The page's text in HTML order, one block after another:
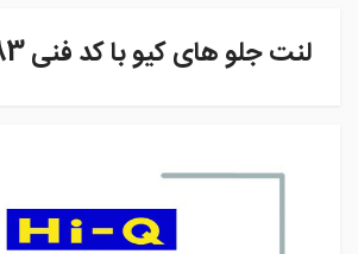
لنت جلو های کیو با کد فنی SP1183